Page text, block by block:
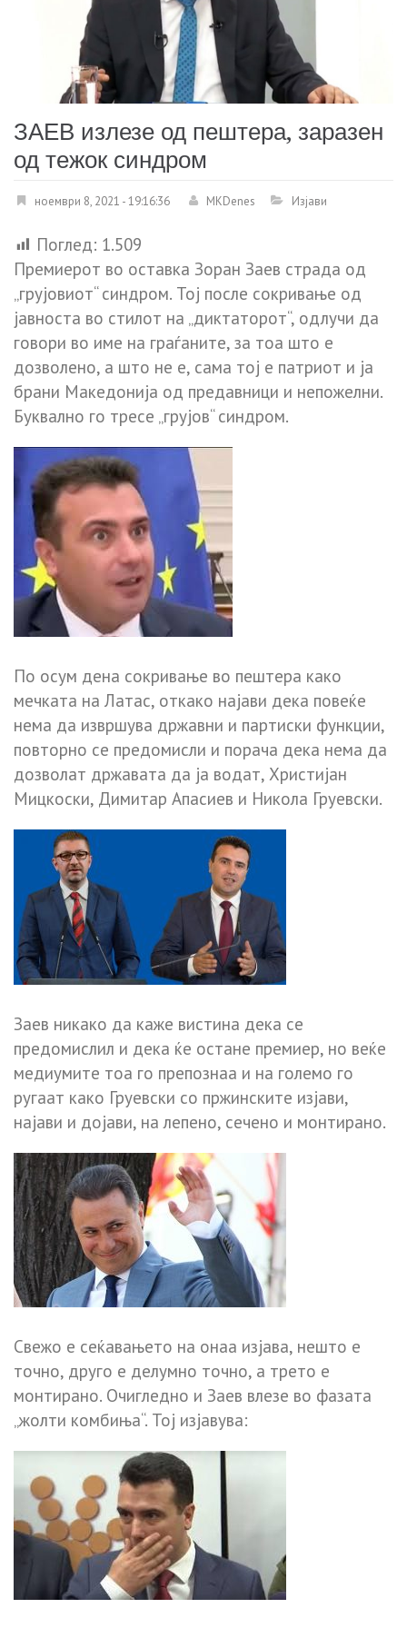
ЗАЕВ излезе од пештера, заразен
од тежок синдром
ноември 8, 2021 - 19:16:36 MKDenes Изјави
Поглед: 1.509
Премиерот во оставка Зоран Заев страда од
„грујовиот“ синдром. Тој после сокривање од
јавноста во стилот на „диктаторот“, одлучи да
говори во име на граѓаните, за тоа што е
дозволено, а што не е, сама тој е патриот и ја
брани Македонија од предавници и непожелни.
Буквално го тресе „грујов“ синдром.
По осум дена сокривање во пештера како
мечката на Латас, откако најави дека повеќе
нема да извршува државни и партиски функции,
повторно се предомисли и порача дека нема да
дозволат државата да ја водат, Христијан
Мицкоски, Димитар Апасиев и Никола Груевски.
Заев никако да каже вистина дека се
предомислил и дека ќе остане премиер, но веќе
медиумите тоа го препознаа и на големо го
ругаат како Груевски со пржинските изјави,
најави и дојави, на лепено, сечено и монтирано.
Свежо е сеќавањето на онаа изјава, нешто е
точно, друго е делумно точно, а трето е
монтирано. Очигледно и Заев влезе во фазата
„жолти комбиња“. Тој изјавува: